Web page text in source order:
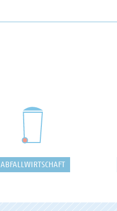
ABFALLWIRTSCHAFT